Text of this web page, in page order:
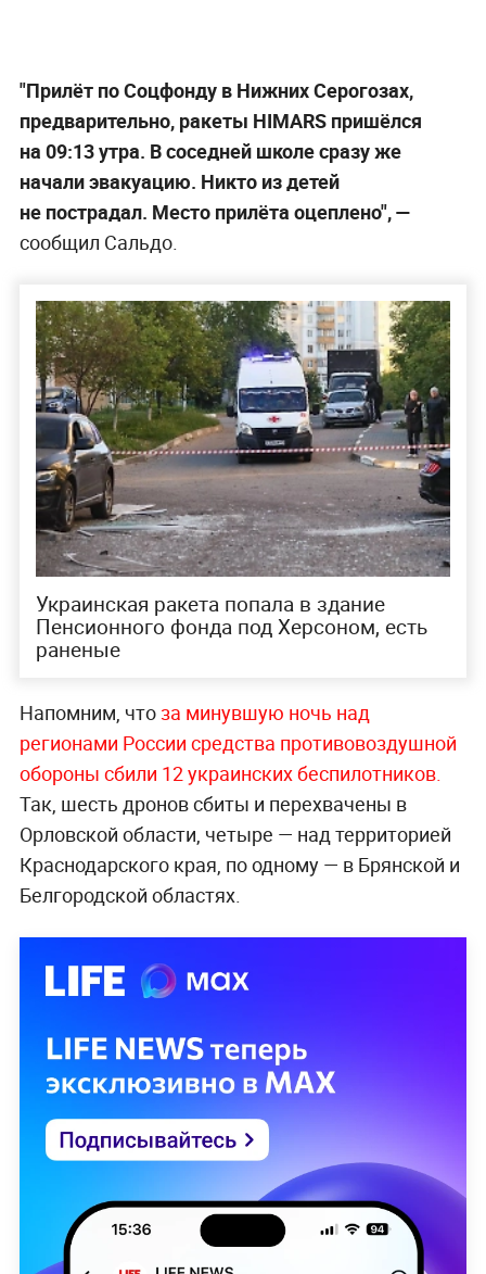
"Прилёт по Соцфонду в Нижних Серогозах,
предварительно, ракеты HIMARS пришёлся
на 09:13 утра. В соседней школе сразу же
начали эвакуацию. Никто из детей
не пострадал. Место прилёта оцеплено",—
сообщил Сальдо.
Украинская ракета попала в здание
Пенсионного фонда под Херсоном, есть
раненые
Напомним, чтоза минувшую ночь над
регионами России средства противовоздушной
обороны сбили 12 украинских беспилотников.
Так, шесть дронов сбиты и перехвачены в
Орловской области, четыре — над территорией
Краснодарского края, по одному — в Брянской и
Белгородской областях.